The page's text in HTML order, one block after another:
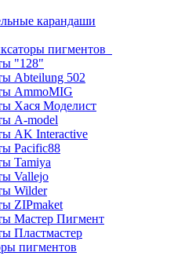
карандаши
пигментов
"128"
Abteilung 502
AmmoMIG
Хася Моделист
A-model
AK Interactive
Pacific88
Tamiya
Vallejo
Wilder
ZIPmaket
Мастер Пигмент
Пластмастер
пигментов